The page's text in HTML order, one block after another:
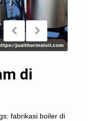
di
fabrikasi boiler di